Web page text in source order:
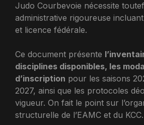
Judo Courbevoie nécessite
administrative rigoureuse
et licence fédérale.
Ce document présente
disciplines disponibles, les
d’inscription pour les saisons
2027, ainsi que les protocoles
vigueur. On fait le point sur
structurelle de l’EAMC et du KCC.